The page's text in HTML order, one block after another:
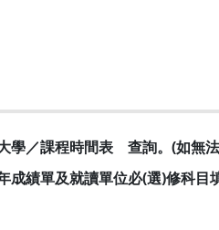
學／課程時間表 查詢。(如無
績單及就讀單位必(選)修科